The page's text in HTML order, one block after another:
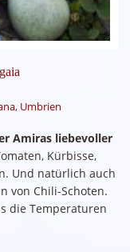
, Umbrien
Amiras liebevoller
Kürbisse,
Und natürlich auch
von Chili-Schoten.
die Temperaturen